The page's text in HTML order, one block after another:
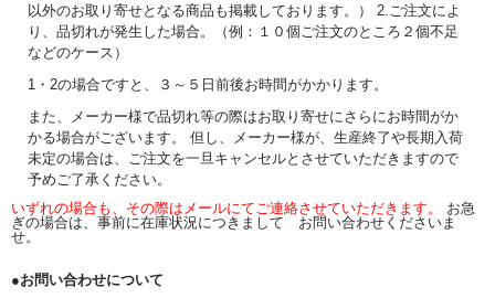
以外のお取り寄せとなる商品も掲載しております。） 2.ご注文によ
り、品切れが発生した場合。（例：１０個ご注文のところ２個不足
などのケース）
1・2の場合ですと、３～５日前後お時間がかかります。
また、メーカー様で品切れ等の際はお取り寄せにさらにお時間がか
かる場合がございます。 但し、メーカー様が、生産終了や長期入荷
未定の場合は、ご注文を一旦キャンセルとさせていただきますので
予めご了承ください。
いずれの場合も、その際はメールにてご連絡させていただきます。 お急
ぎの場合は、事前に在庫状況につきまして お問い合わせくださいま
せ。
●お問い合わせについて